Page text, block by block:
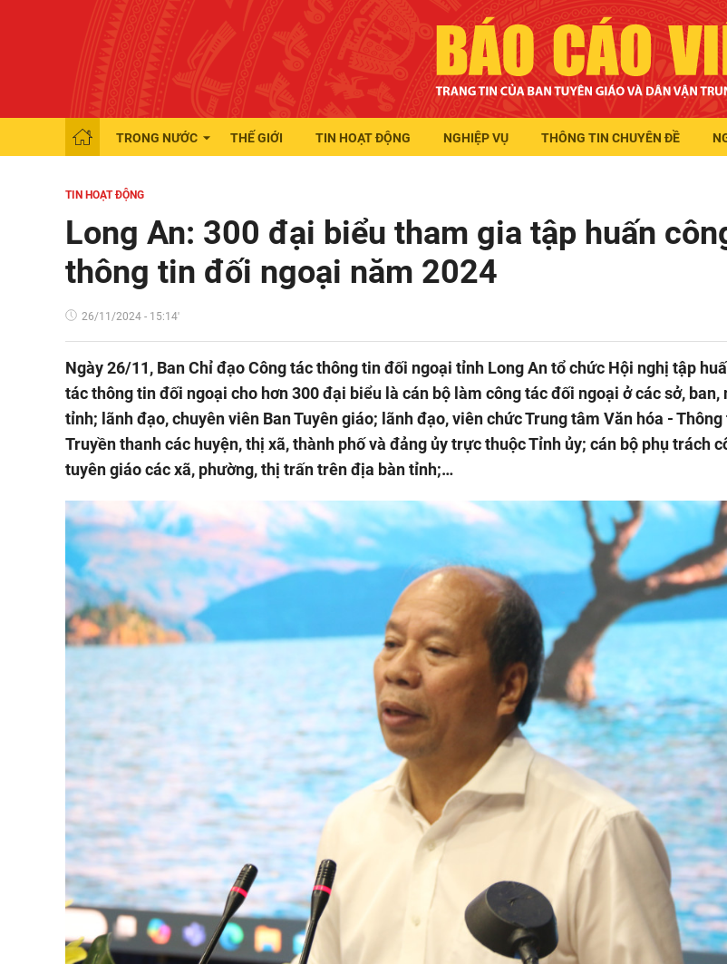
TRONG NƯỚC THẾ GIỚI TIN HOẠT ĐỘNG NGHIỆP VỤ THÔNG TIN CHUYÊN ĐỀ
TIN HOẠT ĐỘNG
Long An: 300 đại biểu tham gia tập huấn
thông tin đối ngoại năm 2024
26/11/2024 - 15:14'
Ngày 26/11, Ban Chỉ đạo Công tác thông tin đối ngoại tỉnh Long An tổ chức Hội nghị tập
tác thông tin đối ngoại cho hơn 300 đại biểu là cán bộ làm công tác đối ngoại ở các sở, ban,
tỉnh; lãnh đạo, chuyên viên Ban Tuyên giáo; lãnh đạo, viên chức Trung tâm Văn hóa - Thông
Truyền thanh các huyện, thị xã, thành phố và đảng ủy trực thuộc Tỉnh ủy; cán bộ phụ trách
tuyên giáo các xã, phường, thị trấn trên địa bàn tỉnh;…